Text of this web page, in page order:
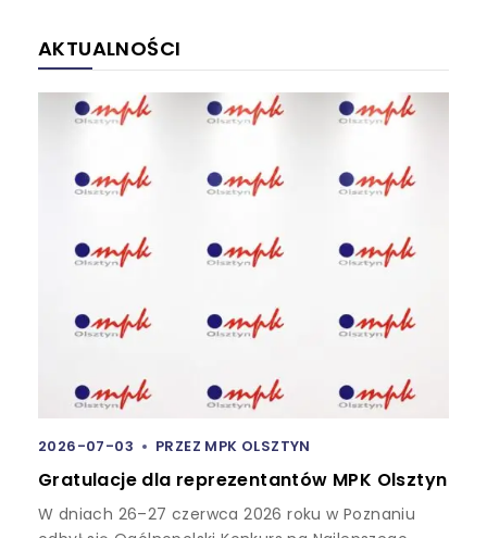
AKTUALNOŚCI
2026-07-03 PRZEZ MPK OLSZTYN
Gratulacje dla reprezentantów MPK Olsztyn
W dniach 26–27 czerwca 2026 roku w Poznaniu